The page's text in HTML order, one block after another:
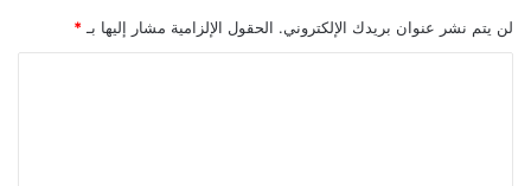
لن يتم نشر عنوان بريدك الإلكتروني. الحقول الإلزامية مشار إليها بـ *